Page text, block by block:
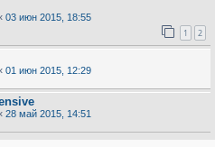
03 июн 2015, 18:55
1 2
01 июн 2015, 12:29
28 май 2015, 14:51